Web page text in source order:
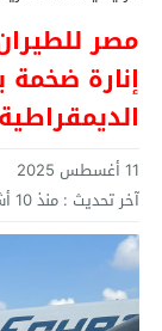
مصر
إنارة
11 أغسطس 2025
آخر تحديث : منذ 10 أشهر